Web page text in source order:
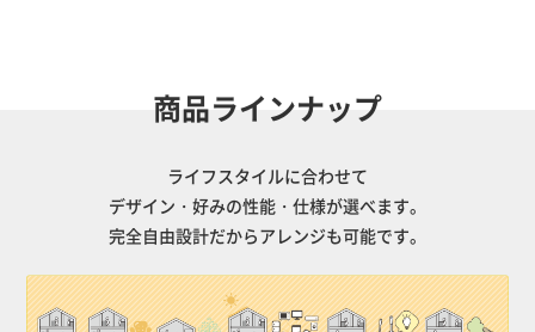
商品ラインナップ
ライフスタイルに合わせて
デザイン・好みの性能・仕様が選べます。
完全自由設計だからアレンジも可能です。